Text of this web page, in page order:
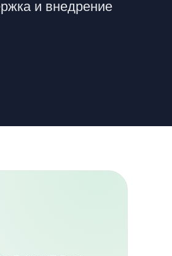
и внедрение